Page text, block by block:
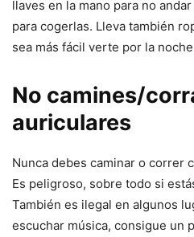
llaves en la mano para no
para cogerlas. Lleva también
sea más fácil verte por la
No camines/
auriculares
Nunca debes caminar o correr
Es peligroso, sobre todo si
También es ilegal en algunos
escuchar música, consigue un